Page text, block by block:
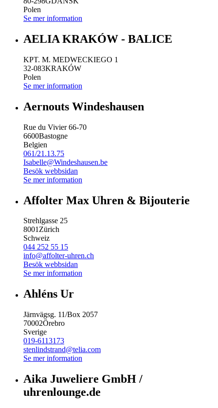
Polen
Se mer information
AELIA KRAKÓW - BALICE
KPT. M. MEDWECKIEGO 1
32-083KRAKÓW
Polen
Se mer information
Aernouts Windeshausen
Rue du Vivier 66-70
6600Bastogne
Belgien
061/21.13.75
Isabelle@Windeshausen.be
Besök webbsidan
Se mer information
Affolter Max Uhren & Bijouterie
Strehlgasse 25
8001Zürich
Schweiz
044 252 55 15
info@affolter-uhren.ch
Besök webbsidan
Se mer information
Ahléns Ur
Järnvägsg. 11/Box 2057
70002Örebro
Sverige
019-6113173
stenlindstrand@telia.com
Se mer information
Aika Juweliere GmbH /
uhrenlounge.de